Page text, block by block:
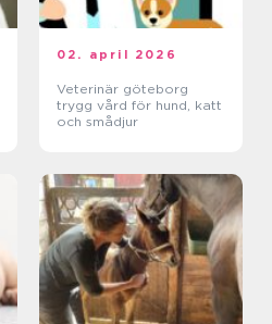
02. april 2026
Veterinär göteborg
trygg vård för hund, katt
och smådjur